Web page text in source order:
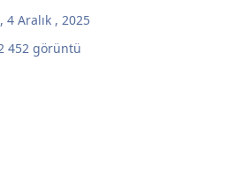
,4 Aralık , 2025
452 görüntü